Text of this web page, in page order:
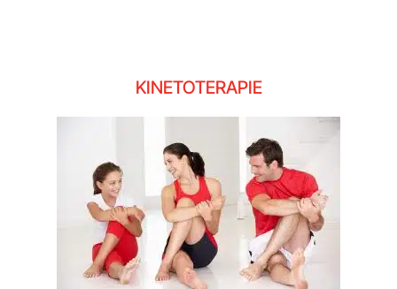
KINETOTERAPIE